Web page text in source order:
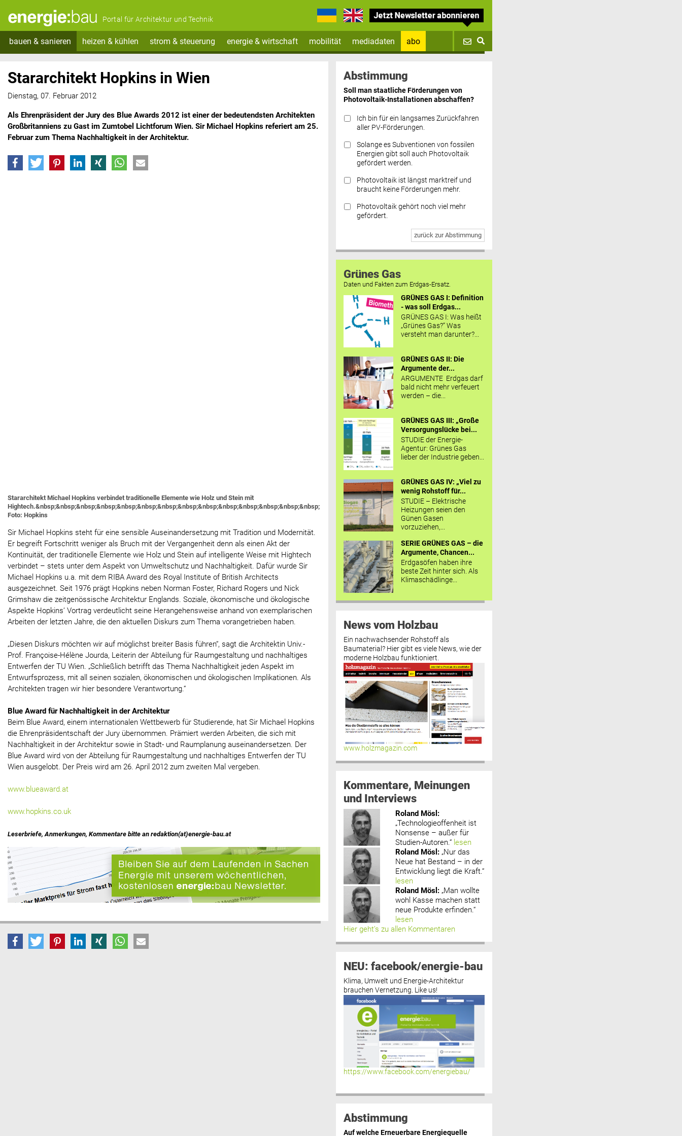
Portal für Architektur und Technik
bauen & sanieren heizen & kühlen strom & steuerung energie & wirtschaft mobilität mediadaten
abo
Datenschutz FAQs
Stararchitekt Hopkins in Wien
Dienstag, 07. Februar 2012
Als Ehrenpräsident der Jury des Blue Awards 2012 ist einer der bedeutendsten Architekten
Großbritanniens zu Gast im Zumtobel Lichtforum Wien. Sir Michael Hopkins referiert am 25.
Februar zum Thema Nachhaltigkeit in der Architektur.
Stararchitekt Michael Hopkins verbindet traditionelle Elemente wie Holz und Stein mit
Hightech.&nbsp;&nbsp;&nbsp;&nbsp;&nbsp;&nbsp;&nbsp;&nbsp;&nbsp;&nbsp;&nbsp;&nbsp;&nbsp;&nbsp;
Foto: Hopkins
Sir Michael Hopkins steht für eine sensible Auseinandersetzung mit Tradition und Modernität.
Er begreift Fortschritt weniger als Bruch mit der Vergangenheit denn als einen Akt der
Kontinuität, der traditionelle Elemente wie Holz und Stein auf intelligente Weise mit Hightech
verbindet – stets unter dem Aspekt von Umweltschutz und Nachhaltigkeit. Dafür wurde Sir
Michael Hopkins u.a. mit dem RIBA Award des Royal Institute of British Architects
ausgezeichnet. Seit 1976 prägt Hopkins neben Norman Foster, Richard Rogers und Nick
Grimshaw die zeitgenössische Architektur Englands. Soziale, ökonomische und ökologische
Aspekte Hopkins’ Vortrag verdeutlicht seine Herangehensweise anhand von exemplarischen
Arbeiten der letzten Jahre, die den aktuellen Diskurs zum Thema vorangetrieben haben.
„Diesen Diskurs möchten wir auf möglichst breiter Basis führen“, sagt die Architektin Univ.-
Prof. Françoise-Hélène Jourda, Leiterin der Abteilung für Raumgestaltung und nachhaltiges
Entwerfen der TU Wien. „Schließlich betrifft das Thema Nachhaltigkeit jeden Aspekt im
Entwurfsprozess, mit all seinen sozialen, ökonomischen und ökologischen Implikationen. Als
Architekten tragen wir hier besondere Verantwortung.“
Blue Award für Nachhaltigkeit in der Architektur
Beim Blue Award, einem internationalen Wettbewerb für Studierende, hat Sir Michael Hopkins
die Ehrenpräsidentschaft der Jury übernommen. Prämiert werden Arbeiten, die sich mit
Nachhaltigkeit in der Architektur sowie in Stadt- und Raumplanung auseinandersetzen. Der
Blue Award wird von der Abteilung für Raumgestaltung und nachhaltiges Entwerfen der TU
Wien ausgelobt. Der Preis wird am 26. April 2012 zum zweiten Mal vergeben.
www.blueaward.at
www.hopkins.co.uk
Leserbriefe, Anmerkungen, Kommentare bitte an redaktion(at)energie-bau.at
Abstimmung
Soll man staatliche Förderungen von
Photovoltaik-Installationen abschaffen?
Ich bin für ein langsames Zurückfahren
aller PV-Förderungen.
Solange es Subventionen von fossilen
Energien gibt soll auch Photovoltaik
gefördert werden.
Photovoltaik ist längst marktreif und
braucht keine Förderungen mehr.
Photovoltaik gehört noch viel mehr
gefördert.
zurück zur Abstimmung
Grünes Gas
Daten und Fakten zum Erdgas-Ersatz.
GRÜNES GAS I: Definition
- was soll Erdgas...
GRÜNES GAS I: Was heißt
„Grünes Gas?“ Was
versteht man darunter?...
GRÜNES GAS II: Die
Argumente der...
ARGUMENTE Erdgas darf
bald nicht mehr verfeuert
werden – die...
GRÜNES GAS III: „Große
Versorgungslücke bei...
STUDIE der Energie-
Agentur: Grünes Gas
lieber der Industrie geben...
GRÜNES GAS IV: „Viel zu
wenig Rohstoff für...
STUDIE – Elektrische
Heizungen seien den
Günen Gasen
vorzuziehen,...
SERIE GRÜNES GAS – die
Argumente, Chancen...
Erdgasöfen haben ihre
beste Zeit hinter sich. Als
Klimaschädlinge...
News vom Holzbau
Ein nachwachsender Rohstoff als
Baumaterial? Hier gibt es viele News, wie der
moderne Holzbau funktioniert.
www.holzmagazin.com
Kommentare, Meinungen
und Interviews
Roland Mösl :
„Technologieoffenheit ist
Nonsense – außer für
Studien-Autoren.“ lesen
Roland Mösl : „Nur das
Neue hat Bestand – in der
Entwicklung liegt die Kraft.“
lesen
Roland Mösl : „Man wollte
wohl Kasse machen statt
neue Produkte erfinden.“
lesen
Hier geht’s zu allen Kommentaren
NEU: facebook/energie-bau
Klima, Umwelt und Energie-Architektur
brauchen Vernetzung. Like us!
https://www.facebook.com/energiebau/
Abstimmung
Auf welche Erneuerbare Energiequelle